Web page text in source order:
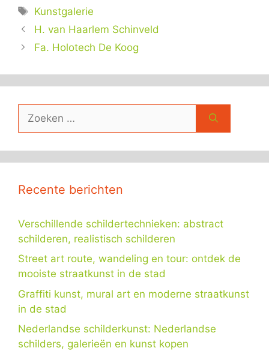
Tags
Kunstgalerie
H. van Haarlem Schinveld
Fa. Holotech De Koog
naar:
Recente berichten
Verschillende schildertechnieken: abstract
schilderen, realistisch schilderen
Street art route, wandeling en tour: ontdek de
mooiste straatkunst in de stad
Graffiti kunst, mural art en moderne straatkunst
in de stad
Nederlandse schilderkunst: Nederlandse
schilders, galerieën en kunst kopen